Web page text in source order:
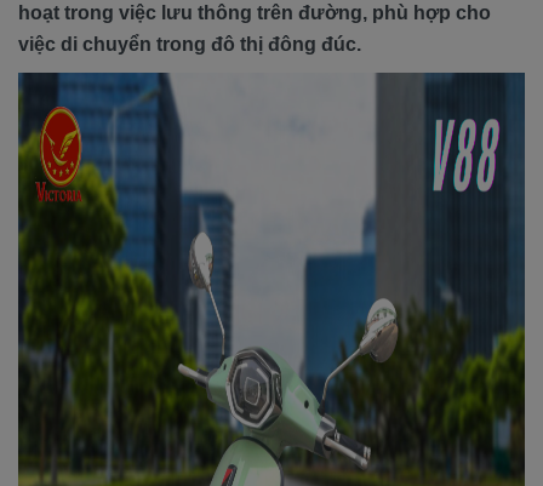
hoạt trong việc lưu thông trên đường, phù hợp cho
việc di chuyển trong đô thị đông đúc.